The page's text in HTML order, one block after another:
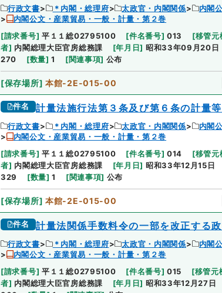
行政文書 ＊内閣・総理府 太政官・内閣関係 内閣
内閣公文・産業貿易・一般・計量・第２巻
[請求番号] 平１１総02795100 [件名番号] 013 [移管元
者] 内閣総理大臣官房総務課 [年月日] 昭和33年09月20日
270
[数量] 1 [関連事項] 公布
[保存場所] 本館-2E-015-00
件名 計量法施行法第３条及び第６条の計量
行政文書 ＊内閣・総理府 太政官・内閣関係 内閣
内閣公文・産業貿易・一般・計量・第２巻
[請求番号] 平１１総02795100 [件名番号] 014 [移管元
者] 内閣総理大臣官房総務課 [年月日] 昭和33年12月15日
329
[数量] 1 [関連事項] 公布
[保存場所] 本館-2E-015-00
件名 計量法関係手数料令の一部を改正する
行政文書 ＊内閣・総理府 太政官・内閣関係 内閣
内閣公文・産業貿易・一般・計量・第２巻
[請求番号] 平１１総02795100 [件名番号] 015 [移管元
者] 内閣総理大臣官房総務課 [年月日] 昭和33年12月27日